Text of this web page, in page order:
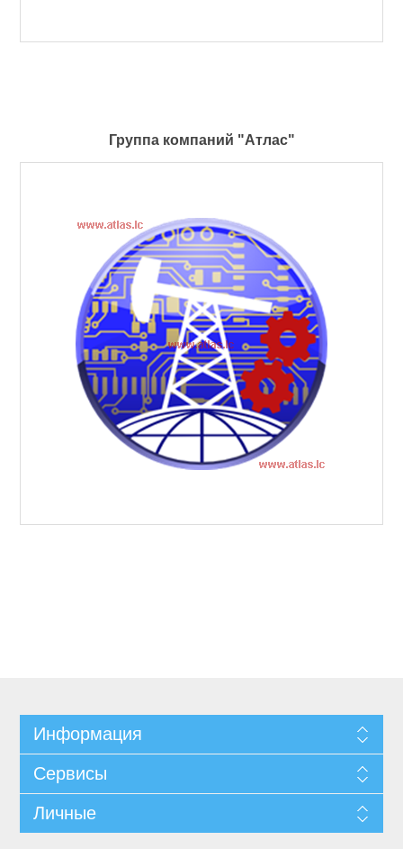
Группа компаний "Атлас"
Информация
Сервисы
Личные